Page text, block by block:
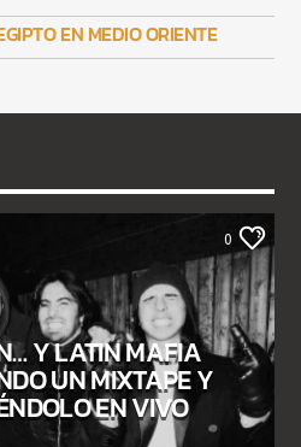
EN MEDIO ORIENTE
0
Y LATIN MAFIA
UN MIXTAPE Y
EN VIVO